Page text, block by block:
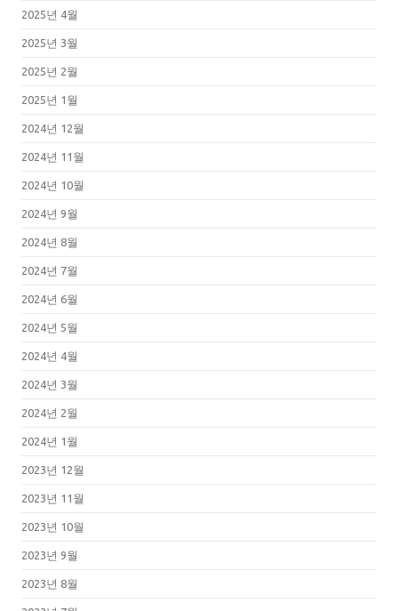
2025년 4월
2025년 3월
2025년 2월
2025년 1월
2024년 12월
2024년 11월
2024년 10월
2024년 9월
2024년 8월
2024년 7월
2024년 6월
2024년 5월
2024년 4월
2024년 3월
2024년 2월
2024년 1월
2023년 12월
2023년 11월
2023년 10월
2023년 9월
2023년 8월